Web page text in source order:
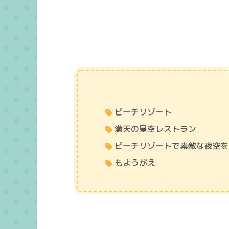
ビーチリゾート
満天の星空レストラン
ビーチリゾートで素敵な夜空を
もようがえ